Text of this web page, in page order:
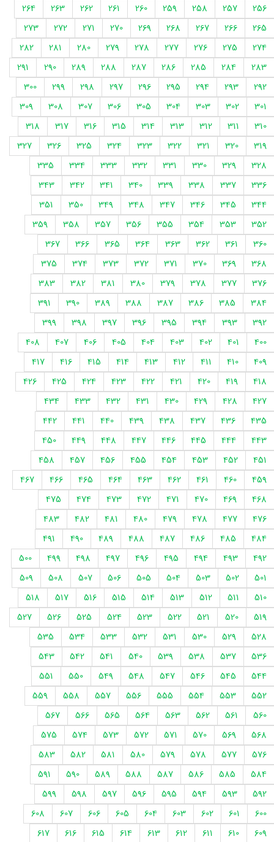
256
257
258
259
260
261
262
263
264
265
266
267
268
269
270
271
272
273
274
275
276
277
278
279
280
281
282
283
284
285
286
287
288
289
290
291
292
293
294
295
296
297
298
299
300
301
302
303
304
305
306
307
308
309
310
311
312
313
314
315
316
317
318
319
320
321
322
323
324
325
326
327
328
329
330
331
332
333
334
335
336
337
338
339
340
341
342
343
344
345
346
347
348
349
350
351
352
353
354
355
356
357
358
359
360
361
362
363
364
365
366
367
368
369
370
371
372
373
374
375
376
377
378
379
380
381
382
383
384
385
386
387
388
389
390
391
392
393
394
395
396
397
398
399
400
401
402
403
404
405
406
407
408
409
410
411
412
413
414
415
416
417
418
419
420
421
422
423
424
425
426
427
428
429
430
431
432
433
434
435
436
437
438
439
440
441
442
443
444
445
446
447
448
449
450
451
452
453
454
455
456
457
458
459
460
461
462
463
464
465
466
467
468
469
470
471
472
473
474
475
476
477
478
479
480
481
482
483
484
485
486
487
488
489
490
491
492
493
494
495
496
497
498
499
500
501
502
503
504
505
506
507
508
509
510
511
512
513
514
515
516
517
518
519
520
521
522
523
524
525
526
527
528
529
530
531
532
533
534
535
536
537
538
539
540
541
542
543
544
545
546
547
548
549
550
551
552
553
554
555
556
557
558
559
560
561
562
563
564
565
566
567
568
569
570
571
572
573
574
575
576
577
578
579
580
581
582
583
584
585
586
587
588
589
590
591
592
593
594
595
596
597
598
599
600
601
602
603
604
605
606
607
608
609
610
611
612
613
614
615
616
617